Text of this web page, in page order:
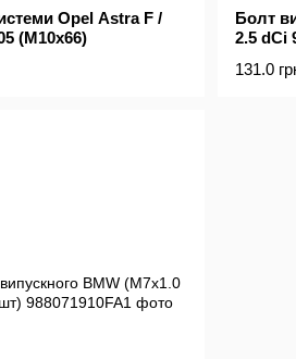
Opel Astra F /
(M10x66)
Болт
2.5 dCi
131.0